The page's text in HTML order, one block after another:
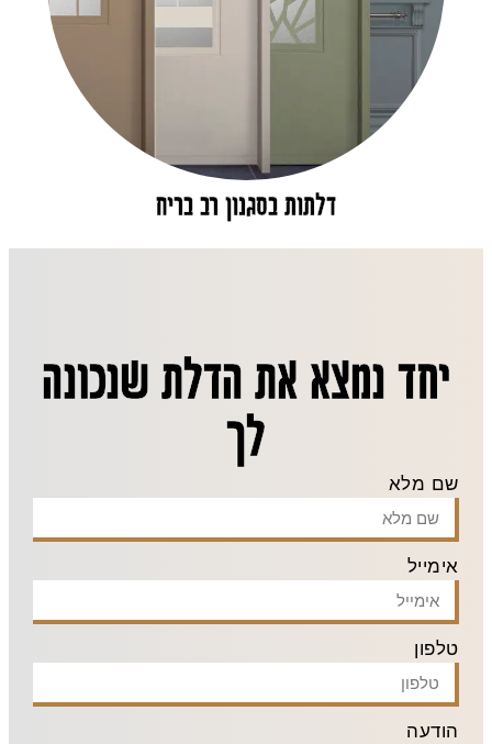
דלתות בסגנון רב בריח
יחד נמצא את הדלת שנכונה
לך
שם מלא
אימייל
טלפון
הודעה